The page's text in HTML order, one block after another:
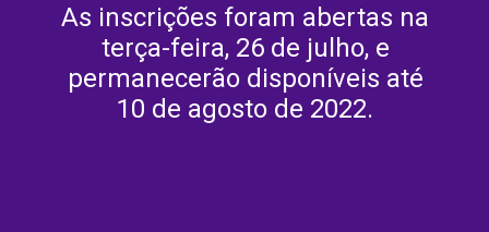
As inscrições foram abertas na
terça-feira, 26 de julho, e
permanecerão disponíveis até
10 de agosto de 2022.